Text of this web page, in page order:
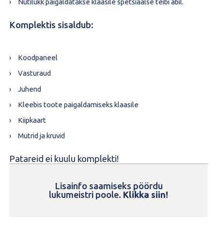
Nutilukk paigaldatakse klaasile spetsiaalse teibi abil.
Komplektis sisaldub:
Koodpaneel
Vasturaud
Juhend
Kleebis toote paigaldamiseks klaasile
Kiipkaart
Mutrid ja kruvid
Patareid ei kuulu komplekti!
Lisainfo saamiseks pöördu
lukumeistri poole. Klikka siin!